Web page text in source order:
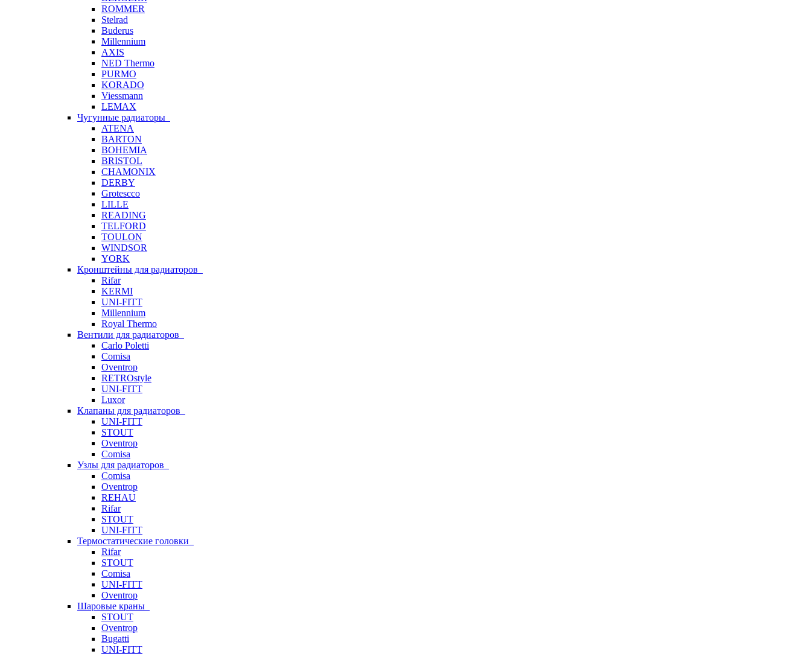
ROMMER
Stelrad
Buderus
Millennium
AXIS
NED Thermo
PURMO
KORADO
Viessmann
LEMAX
Чугунные радиаторы
ATENA
BARTON
BOHEMIA
BRISTOL
CHAMONIX
DERBY
Grotescco
LILLE
READING
TELFORD
TOULON
WINDSOR
YORK
Кронштейны для радиаторов
Rifar
KERMI
UNI-FITT
Millennium
Royal Thermo
Вентили для радиаторов
Carlo Poletti
Comisa
Oventrop
RETROstyle
UNI-FITT
Luxor
Клапаны для радиаторов
UNI-FITT
STOUT
Oventrop
Comisa
Узлы для радиаторов
Comisa
Oventrop
REHAU
Rifar
STOUT
UNI-FITT
Термостатические головки
Rifar
STOUT
Comisa
UNI-FITT
Oventrop
Шаровые краны
STOUT
Oventrop
Bugatti
UNI-FITT